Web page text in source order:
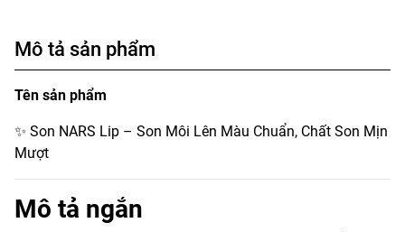
Mô tả sản phẩm
Tên sản phẩm
✨ Son NARS Lip – Son Môi Lên Màu Chuẩn, Chất Son Mịn
Mượt
Mô tả ngắn